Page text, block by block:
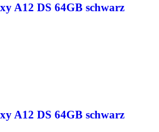
A12 DS 64GB schwarz
A12 DS 64GB schwarz